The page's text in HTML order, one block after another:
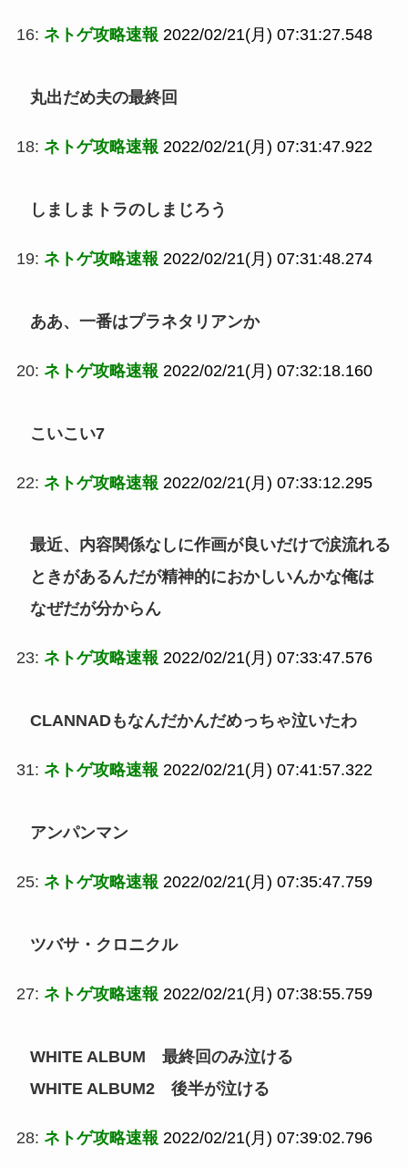
16: ネトゲ攻略速報 2022/02/21(月) 07:31:27.548
丸出だめ夫の最終回
18: ネトゲ攻略速報 2022/02/21(月) 07:31:47.922
しましまトラのしまじろう
19: ネトゲ攻略速報 2022/02/21(月) 07:31:48.274
ああ、一番はプラネタリアンか
20: ネトゲ攻略速報 2022/02/21(月) 07:32:18.160
こいこい7
22: ネトゲ攻略速報 2022/02/21(月) 07:33:12.295
最近、内容関係なしに作画が良いだけで涙流れる
ときがあるんだが精神的におかしいんかな俺は
なぜだが分からん
23: ネトゲ攻略速報 2022/02/21(月) 07:33:47.576
CLANNADもなんだかんだめっちゃ泣いたわ
31: ネトゲ攻略速報 2022/02/21(月) 07:41:57.322
アンパンマン
25: ネトゲ攻略速報 2022/02/21(月) 07:35:47.759
ツバサ・クロニクル
27: ネトゲ攻略速報 2022/02/21(月) 07:38:55.759
WHITE ALBUM 最終回のみ泣ける
WHITE ALBUM2 後半が泣ける
28: ネトゲ攻略速報 2022/02/21(月) 07:39:02.796